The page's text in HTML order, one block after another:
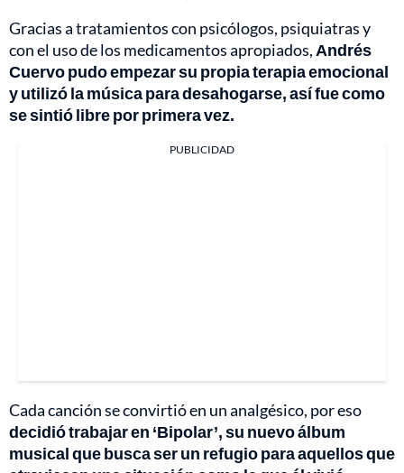
Gracias a tratamientos con psicólogos, psiquiatras y
con el uso de los medicamentos apropiados, Andrés
Cuervo pudo empezar su propia terapia emocional
y utilizó la música para desahogarse, así fue como
se sintió libre por primera vez.
PUBLICIDAD
Cada canción se convirtió en un analgésico, por eso
decidió trabajar en ‘Bipolar’, su nuevo álbum
musical que busca ser un refugio para aquellos que